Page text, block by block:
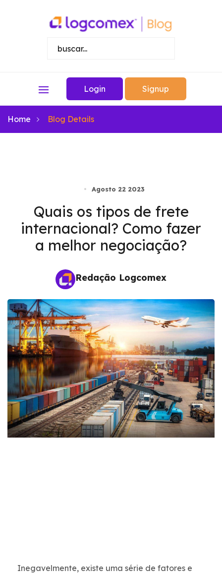
Login Signup
Home Blog Details
Agosto 22 2023
Quais os tipos de frete
internacional? Como fazer
a melhor negociação?
Redação Logcomex
Inegavelmente, existe uma série de fatores e